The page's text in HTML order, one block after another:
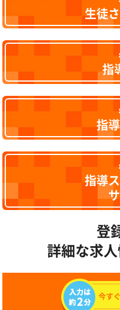
生徒
指
指
指導
登
詳細な求人